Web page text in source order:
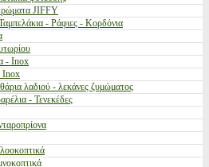
JIFFY
- Ράφιες - Κορδόνια
- Inox
Inox
λαδιού - λεκάνες ζυμώματος
- Τενεκέδες